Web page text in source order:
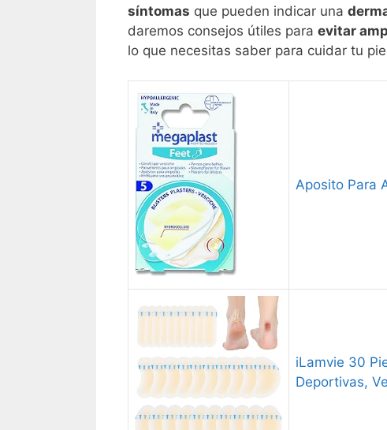
síntomas que pueden indicar una
daremos consejos útiles para evitar
lo que necesitas saber para cuidar tu
Aposito Para
iLamvie 30
Deportivas,